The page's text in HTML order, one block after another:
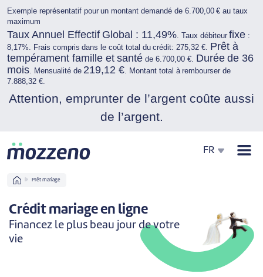
Exemple représentatif pour un montant demandé de 6.700,00 € au taux
maximum
Taux Annuel Effectif Global : 11,49% . Taux débiteurfixe :
8,17%. Frais compris dans le coût total du crédit: 275,32 €. Prêt à
tempérament famille et santé de 6.700,00 €. Durée de 36
mois . Mensualité de 219,12 € . Montant total à rembourser de
7.888,32 €.
Attention, emprunter de l’argent coûte aussi
de l’argent.
FR
Home
Prêt mariage
Crédit mariage en ligne
Financez le plus beau jour de votre
vie